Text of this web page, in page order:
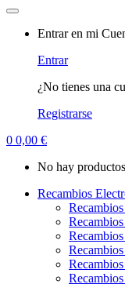
Entrar en mi
Entrar
¿No tienes una
Registrarse
0 0,00 €
No hay
Recambios